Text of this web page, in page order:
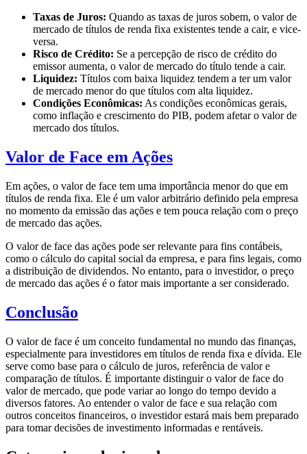
Taxas de Juros: Quando as taxas de juros sobem, o valor de
mercado de títulos de renda fixa existentes tende a cair, e vice-
versa.
Risco de Crédito: Se a percepção de risco de crédito do
emissor aumenta, o valor de mercado do título tende a cair.
Liquidez: Títulos com baixa liquidez tendem a ter um valor
de mercado menor do que títulos com alta liquidez.
Condições Econômicas: As condições econômicas gerais,
como inflação e crescimento do PIB, podem afetar o valor de
mercado dos títulos.
Valor de Face em Ações
Em ações, o valor de face tem uma importância menor do que em
títulos de renda fixa. Ele é um valor arbitrário definido pela empresa
no momento da emissão das ações e tem pouca relação com o preço
de mercado das ações.
O valor de face das ações pode ser relevante para fins contábeis,
como o cálculo do capital social da empresa, e para fins legais, como
a distribuição de dividendos. No entanto, para o investidor, o preço
de mercado das ações é o fator mais importante a ser considerado.
Conclusão
O valor de face é um conceito fundamental no mundo das finanças,
especialmente para investidores em títulos de renda fixa e dívida. Ele
serve como base para o cálculo de juros, referência de valor e
comparação de títulos. É importante distinguir o valor de face do
valor de mercado, que pode variar ao longo do tempo devido a
diversos fatores. Ao entender o valor de face e sua relação com
outros conceitos financeiros, o investidor estará mais bem preparado
para tomar decisões de investimento informadas e rentáveis.